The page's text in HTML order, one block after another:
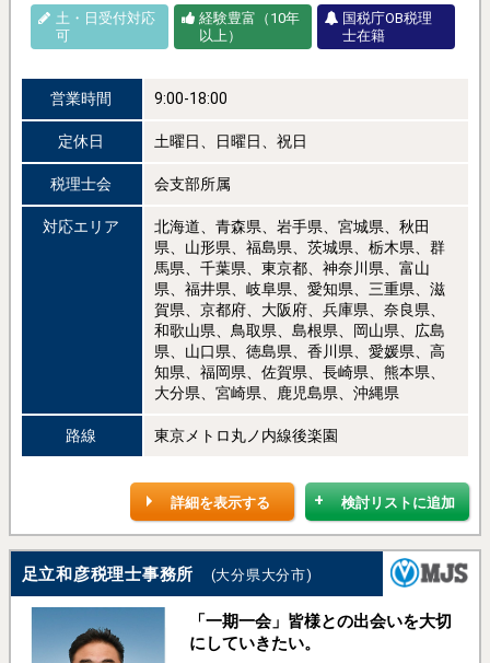
土・日受付対応
可
経験豊富（10年
以上）
国税庁OB税理
士在籍
営業時間 9:00-18:00
定休日 土曜日、日曜日、祝日
税理士会 会支部所属
対応エリア
北海道、青森県、岩手県、宮城県、秋田
県、山形県、福島県、茨城県、栃木県、群
馬県、千葉県、東京都、神奈川県、富山
県、福井県、岐阜県、愛知県、三重県、滋
賀県、京都府、大阪府、兵庫県、奈良県、
和歌山県、鳥取県、島根県、岡山県、広島
県、山口県、徳島県、香川県、愛媛県、高
知県、福岡県、佐賀県、長崎県、熊本県、
大分県、宮崎県、鹿児島県、沖縄県
路線 東京メトロ丸ノ内線後楽園
検討リストに追加
詳細を表示する
足立和彦税理士事務所 (大分県大分市)
「一期一会」皆様との出会いを大切
にしていきたい。